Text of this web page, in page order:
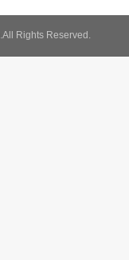
.All Rights Reserved.